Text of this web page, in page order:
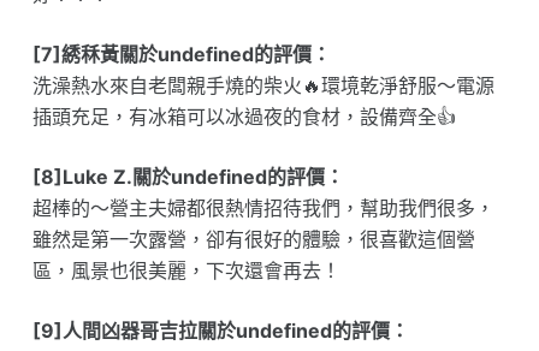
[7]綉秝黃關於undefined的評價：
洗澡熱水來自老闆親手燒的柴火🔥環境乾淨舒服～電源
插頭充足，有冰箱可以冰過夜的食材，設備齊全👍
[8]Luke Z.關於undefined的評價：
超棒的～營主夫婦都很熱情招待我們，幫助我們很多，
雖然是第一次露營，卻有很好的體驗，很喜歡這個營
區，風景也很美麗，下次還會再去！
[9]人間凶器哥吉拉關於undefined的評價：